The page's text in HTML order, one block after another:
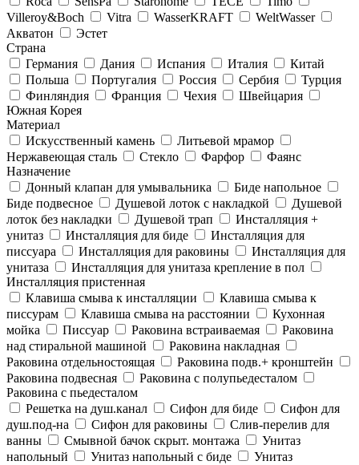
Villeroy&Boсh
Vitra WasserKRAFT
WeltWasser
Акватон
Эстет
Страна
Германия
Дания Испания Италия
Китай
Польша
Португалия Россия Сербия
Турция
Финляндия
Франция Чехия
Швейцария
Южная Корея
Материал
Искусственный камень
Литьевой мрамор
Нержавеющая сталь
Стекло Фарфор
Фаянс
Назначение
Донный клапан для умывальника
Биде напольное
Биде подвесное
Душевой лоток с накладкой
Душевой
лоток без накладки
Душевой трап
Инсталляция +
унитаз
Инсталляция для биде
Инсталляция для
писсуара
Инсталляция для раковины
Инсталляция для
унитаза
Инсталляция для унитаза крепление в пол
Инсталляция пристенная
Клавиша смыва к инсталляции
Клавиша смыва к
писсурам
Клавиша смыва на расстоянии
Кухонная
мойка
Писсуар Раковина встраиваемая
Раковина
над стиральной машиной
Раковина накладная
Раковина отдельностоящая
Раковина подв.+ кронштейн
Раковина подвесная
Раковина с полупьедесталом
Раковина с пьедесталом
Решетка на душ.канал
Сифон для биде
Сифон для
душ.под-на
Сифон для раковины
Слив-перелив для
ванны
Смывной бачок скрыт. монтажа
Унитаз
напольный
Унитаз напольный с биде
Унитаз